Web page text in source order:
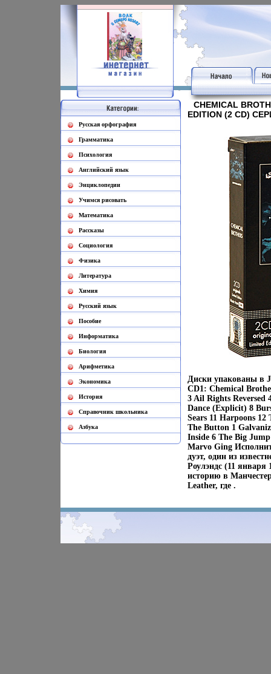
Русская орфография
Грамматика
Психология
Английский язык
Энциклопедии
Учимся рисовать
Математика
Рассказы
Социология
Физика
Литература
Химия
Русский язык
Пособие
Информатика
Биология
Арифметика
Экономика
История
Cправочник школьника
Азбука
CHEMICAL
EDITION (2 CD)
Диски упакованы в
CD1: Chemical
3 Ail Rights Reversed
Dance (Explicit) 8
Sears 11 Harpoons
The Button 1
Inside 6 The Big
Marvo Ging
дуэт, один из
Роулэндс (11 января
историю в
Leather, где .